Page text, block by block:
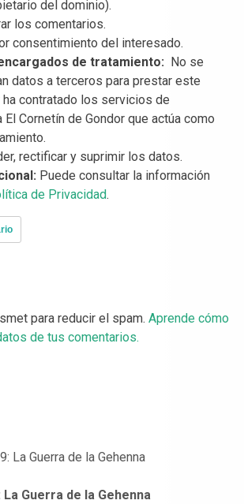
del dominio).
los comentarios.
consentimiento del interesado.
de tratamiento: No se
datos a terceros para prestar este
ha contratado los servicios de
Cornetín de Gondor que actúa como
rectificar y suprimir los datos.
Puede consultar la información
de Privacidad.
para reducir el spam. Aprende cómo
de tus comentarios.
Guerra de la Gehenna